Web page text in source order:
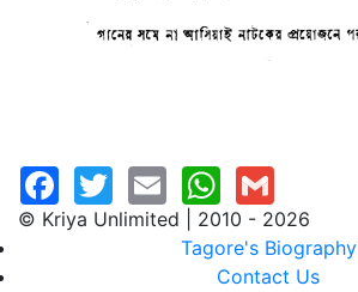
© Kriya Unlimited | 2010 - 2026
Tagore's Biography
Contact Us